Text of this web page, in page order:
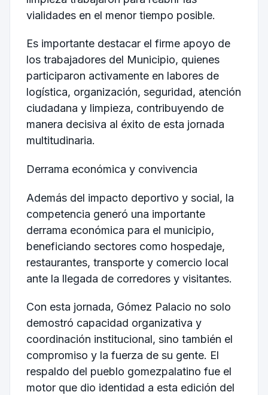
vialidades en el menor tiempo posible.
Es importante destacar el firme apoyo de
los trabajadores del Municipio, quienes
participaron activamente en labores de
logística, organización, seguridad, atención
ciudadana y limpieza, contribuyendo de
manera decisiva al éxito de esta jornada
multitudinaria.
Derrama económica y convivencia
Además del impacto deportivo y social, la
competencia generó una importante
derrama económica para el municipio,
beneficiando sectores como hospedaje,
restaurantes, transporte y comercio local
ante la llegada de corredores y visitantes.
Con esta jornada, Gómez Palacio no solo
demostró capacidad organizativa y
coordinación institucional, sino también el
compromiso y la fuerza de su gente. El
respaldo del pueblo gomezpalatino fue el
motor que dio identidad a esta edición del